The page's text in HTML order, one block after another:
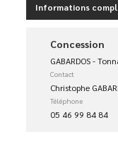
Informations
Concession
GABARDOS -
Contact
Christophe
Téléphone
05 46 99 84 84